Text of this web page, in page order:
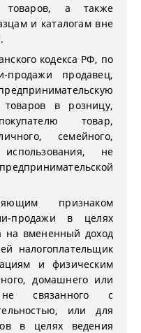
товаров, а также
и каталогам вне
кодекса РФ, по
продажи продавец,
в розницу,
товар,
семейного,
не
признаком
продажи в целях
на вмененный доход
налогоплательщик
и физическим
домашнего или
не связанного с
или для
в целях ведения